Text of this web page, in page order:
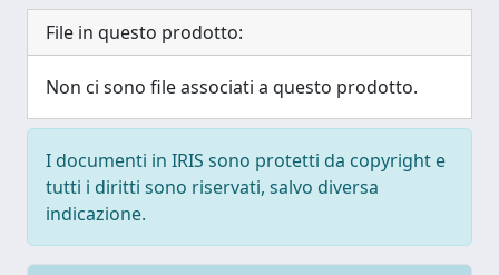
File in questo prodotto:
Non ci sono file associati a questo prodotto.
I documenti in IRIS sono protetti da copyright e
tutti i diritti sono riservati, salvo diversa
indicazione.